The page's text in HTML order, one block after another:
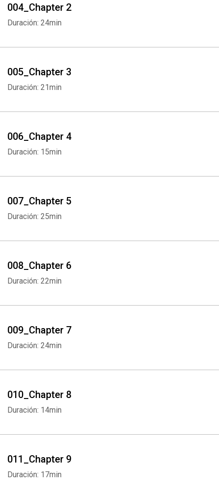
004_Chapter 2
Duración: 24min
005_Chapter 3
Duración: 21min
006_Chapter 4
Duración: 15min
007_Chapter 5
Duración: 25min
008_Chapter 6
Duración: 22min
009_Chapter 7
Duración: 24min
010_Chapter 8
Duración: 14min
011_Chapter 9
Duración: 17min